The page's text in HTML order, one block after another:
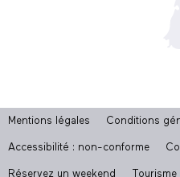
Mentions légales Conditions
Accessibilité : non-conforme
Réservez un weekend